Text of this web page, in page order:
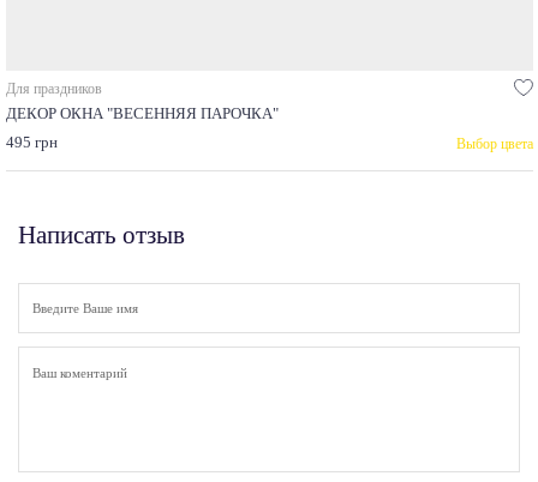
Для праздников
ДЕКОР ОКНА "ВЕСЕННЯЯ ПАРОЧКА"
495 грн
Выбор цвета
Написать отзыв